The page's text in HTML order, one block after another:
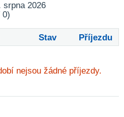
srpna 2026
0)
Stav Příjezdu
nejsou žádné příjezdy.